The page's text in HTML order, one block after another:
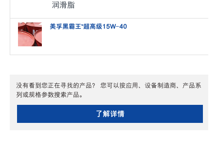
润滑脂
美孚黑霸王™️超高级15W-40
没有看到您正在寻找的产品？ 您可以按应用、设备制造商、产品系
列或规格参数搜索产品。
了解详情